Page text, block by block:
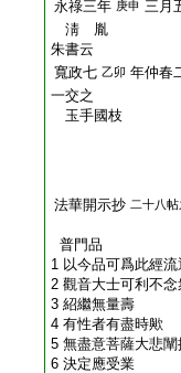
永祿三年 庚申 三月
淸 胤
朱書云
寬政七 乙卯 年仲春
一交之
玉手國枝
法華開示抄 二十八
普門品
1 以今品可爲此經
2 觀音大士可利不念
3 紹繼無量壽
4 有性者有盡時歟
5 無盡意菩薩大悲闡
6 決定應受業